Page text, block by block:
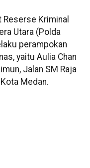
Kriminal
Utara (Polda
perampokan
yaitu Aulia Chan
Jalan SM Raja
Medan.